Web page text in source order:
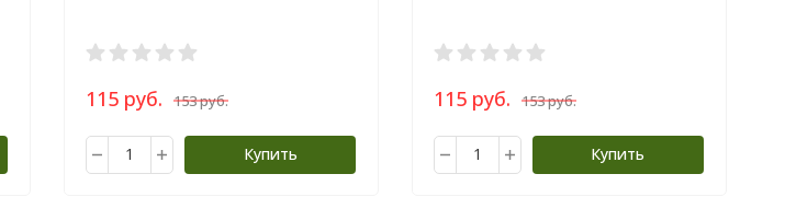
115 руб. 153 руб.
Купить
115 руб. 153 руб.
Купить